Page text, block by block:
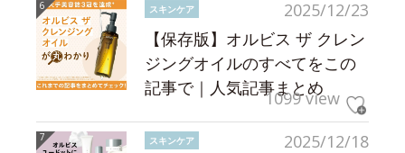
2025/12/23
スキンケア
【保存版】オルビス ザ クレン
ジングオイルのすべてをこの
記事で｜人気記事まとめ
1099 view
2025/12/18
スキンケア